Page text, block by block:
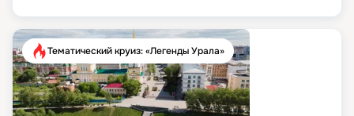
Тематический круиз: «Легенды Урала»